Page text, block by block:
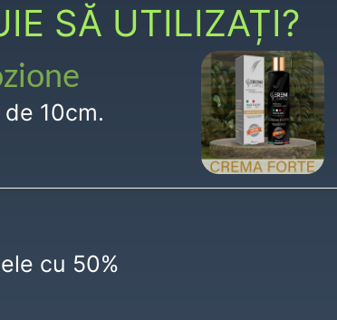
SĂ UTILIZAȚI?
10cm.
cu 50%